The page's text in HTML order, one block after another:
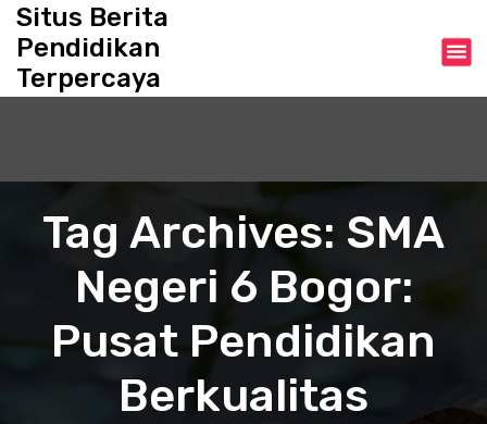
o
Situs Berita
Pendidikan
Terpercaya
Tag Archives: SMA
Negeri 6 Bogor:
Pusat Pendidikan
Berkualitas